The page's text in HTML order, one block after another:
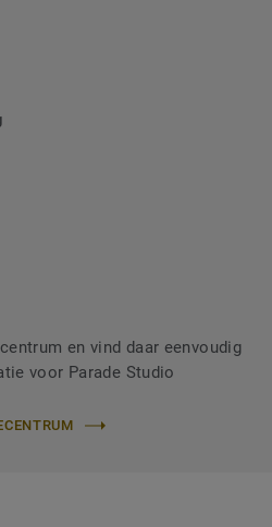
en vind daar eenvoudig
voor Parade Studio